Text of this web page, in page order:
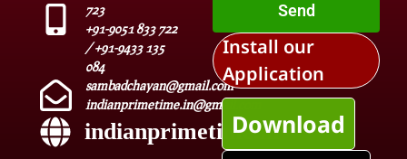
723
+91-9051 833 722
/ +91-9433 135
084
sambadchayan@gmail.com
indianprimetime.in@gmail.com
indianprimetime.in
Send
Install our
Application
Download